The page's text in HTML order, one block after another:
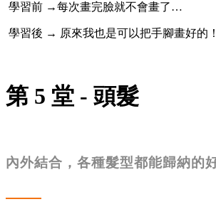
學習前 →每次畫完臉就不會畫了…
學習後 → 原來我也是可以把手腳畫好的！
第 5 堂 - 頭髮
內外結合，各種髮型都能歸納的